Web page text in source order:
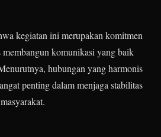
kegiatan ini merupakan komitmen
membangun komunikasi yang baik
hubungan yang harmonis
penting dalam menjaga stabilitas